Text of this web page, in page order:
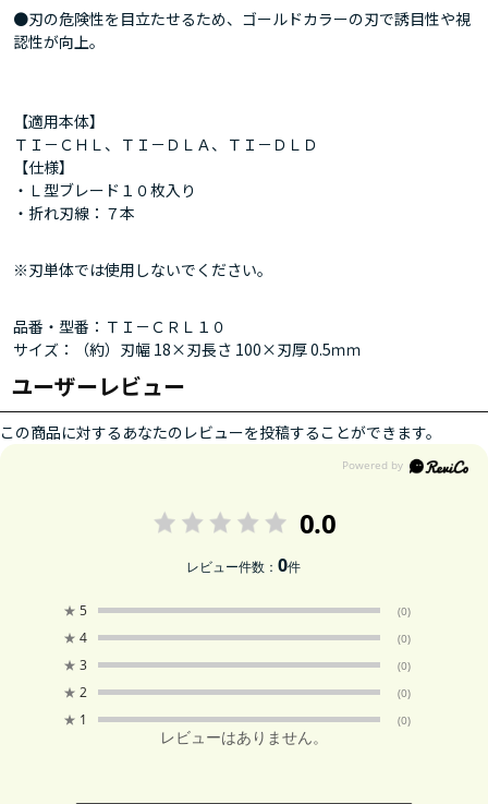
●刃の危険性を目立たせるため、ゴールドカラーの刃で誘目性や視
認性が向上。
【適用本体】
ＴＩ－ＣＨＬ、ＴＩ－ＤＬＡ、ＴＩ－ＤＬＤ
【仕様】
・Ｌ型ブレード１０枚入り
・折れ刃線：７本
※刃単体では使用しないでください。
品番・型番：ＴＩ－ＣＲＬ１０
サイズ：（約）刃幅 18×刃長さ 100×刃厚 0.5ｍｍ
ユーザーレビュー
この商品に対するあなたのレビューを投稿することができます。
0.0
レビュー件数：0件
★ 5 (0)
★ 4 (0)
★ 3 (0)
★ 2 (0)
★ 1 (0)
レビューはありません。